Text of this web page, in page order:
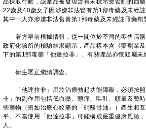
品採取行動，該產品被發現含有未標示受管制的西
22歲及40歲女子因涉嫌非法管有第1部毒藥及未經
其中一人亦涉嫌非法售賣第1部毒藥及未經註冊藥劑
署方早前根據情報，從一間位於荃灣的零售店購
政府化驗所的檢驗結果顯示，產品樣本含《藥劑業
下的第1部毒藥「他達拉非」。有關產品亦懷疑屬未
衞生署正繼續調查。
「他達拉非」用於治療勃起功能障礙，必須按照
非」的副作用包括低血壓、頭痛、嘔吐、頭暈及暫
些藥物（例如治療心絞痛的「硝酸甘油」）產生相
平。不當使用「他達拉非」可能構成嚴重健康風險
人。